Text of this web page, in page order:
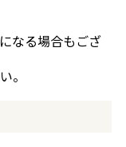
なる場合もござ
。